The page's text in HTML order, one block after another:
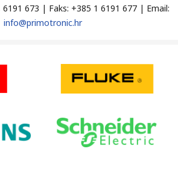
6191 673 | Faks: +385 1 6191 677 | Email:
info@primotronic.hr